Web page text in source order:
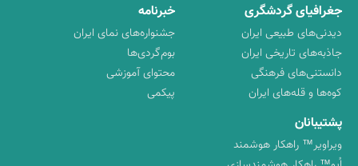
جغرافیای گردشگری
دیدنی‌های طبیعی ایران
جاذبه‌های تاریخی ایران
دانستنی‌های فرهنگی
کوه‌ها و قله‌های ایران
خبرنامه
جشنواره‌های نمای ایران
بوم‌گردی‌ها
محتوای آموزشی
پیکمی
پشتیبانان
ویراویر™ راهکار هوشمند